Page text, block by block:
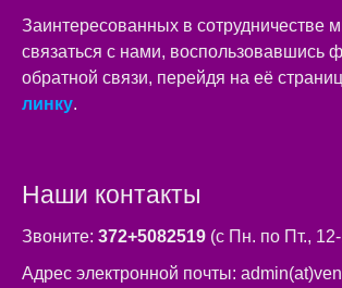
Заинтересованных в сотрудничестве
связаться с нами, воспользовавшись
обратной связи, перейдя на её
линку.
Наши контакты
Звоните: 372+5082519 (с Пн. по Пт.,
Адрес электронной почты: